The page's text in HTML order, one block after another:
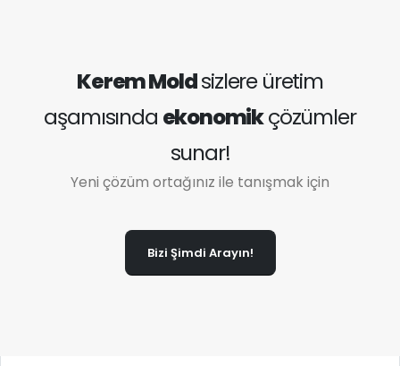
Kerem Moldsizlere üretim
aşamısında ekonomikçözümler
sunar!
Yeni çözüm ortağınız ile tanışmak için
Bizi Şimdi Arayın!